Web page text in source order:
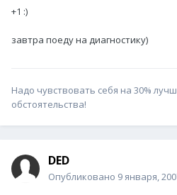
+1 :)
завтра поеду на диагностику)
Надо чувствовать себя на 30%
обстоятельства!
DED
Опубликовано 9 января,